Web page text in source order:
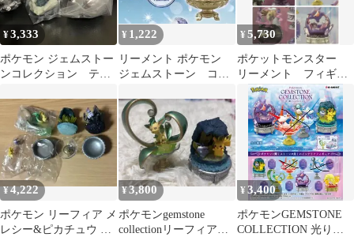
種セット(フルコンプリ
ートセット)】
¥3,333
ポケモン ジェムストー
ンコレクション テラ
シャンデラセット
¥ 1,222
リーメント ポケモン
ジェムストーン コレ
ウ ヤミラミ
¥5,730
ポケットモンスター
リーメント フィギュ
ア まとめ売り
¥4,222
ポケモン リーフィア メ
レシー&ピカチュウ シ
¥3,800
ポケモンgemstone
collectionリーフィアと
¥3,400
ポケモンGEMSTONE
COLLECTION 光り輝